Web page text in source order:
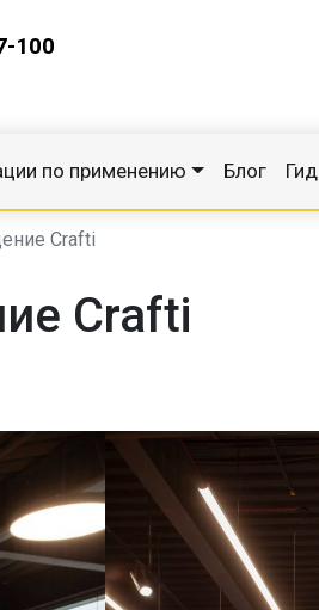
100
по применению Блог Гид
Crafti
Crafti